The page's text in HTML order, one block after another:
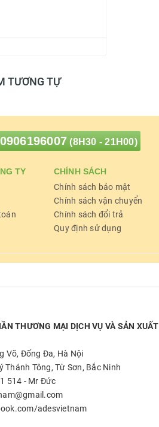
TƯƠNG TỰ
0906196007 (8H30 - 21H00)
TY
CHÍNH SÁCH
Chính sách bảo mật
Chính sách vận chuyển
Chính sách đổi trả
Quy định sử dụng
THƯƠNG MẠI DỊCH VỤ VÀ SẢN XUẤT
Võ, Đống Đa, Hà Nội
Thánh Tông, Từ Sơn, Bắc Ninh
514 - Mr Đức
adesvietnam